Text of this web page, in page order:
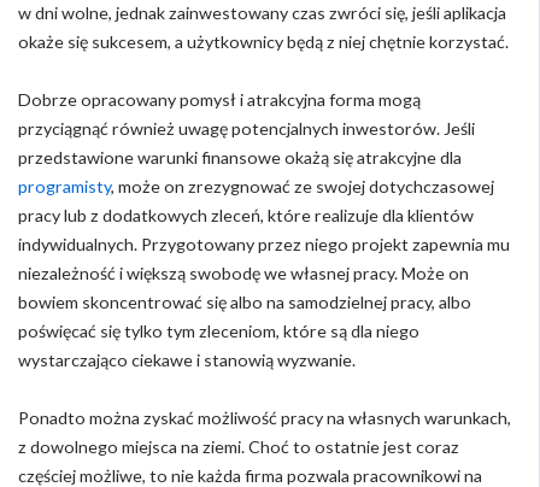
w dni wolne, jednak zainwestowany czas zwróci się, jeśli aplikacja
okaże się sukcesem, a użytkownicy będą z niej chętnie korzystać.
Dobrze opracowany pomysł i atrakcyjna forma mogą
przyciągnąć również uwagę potencjalnych inwestorów. Jeśli
przedstawione warunki finansowe okażą się atrakcyjne dla
programisty, może on zrezygnować ze swojej dotychczasowej
pracy lub z dodatkowych zleceń, które realizuje dla klientów
indywidualnych. Przygotowany przez niego projekt zapewnia mu
niezależność i większą swobodę we własnej pracy. Może on
bowiem skoncentrować się albo na samodzielnej pracy, albo
poświęcać się tylko tym zleceniom, które są dla niego
wystarczająco ciekawe i stanowią wyzwanie.
Ponadto można zyskać możliwość pracy na własnych warunkach,
z dowolnego miejsca na ziemi. Choć to ostatnie jest coraz
częściej możliwe, to nie każda firma pozwala pracownikowi na